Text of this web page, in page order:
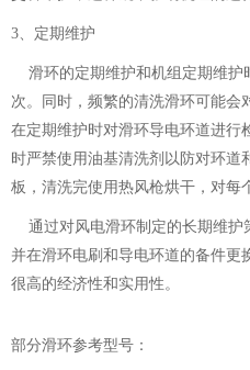
3、定期维护
滑环的定期维护和机组定期维护
次。同时，频繁的清洗滑环可能会
在定期维护时对滑环导电环道进行
时严禁使用油基清洗剂以防对环道
板，清洗完使用热风枪烘干，对每
通过对风电滑环制定的长期维护
并在滑环电刷 和导电环道的备件更
很高的经济性和实用性。
部分滑环参考型号：